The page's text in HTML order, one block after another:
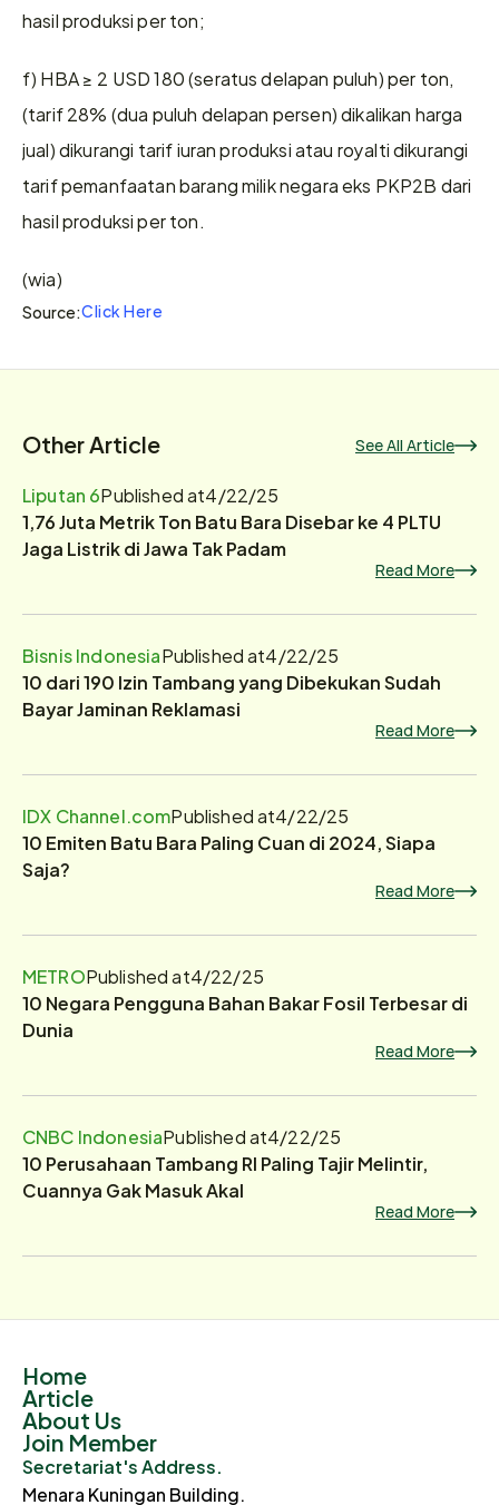
hasil produksi per ton;
f) HBA ≥ 2 USD 180 (seratus delapan puluh) per ton,
(tarif 28% (dua puluh delapan persen) dikalikan harga
jual) dikurangi tarif iuran produksi atau royalti dikurangi
tarif pemanfaatan barang milik negara eks PKP2B dari
hasil produksi per ton.
(wia)
Source:Click Here
Other Article See All Article
Liputan 6Published at4/22/25
1,76 Juta Metrik Ton Batu Bara Disebar ke 4 PLTU
Jaga Listrik di Jawa Tak Padam
Read More
Bisnis IndonesiaPublished at4/22/25
10 dari 190 Izin Tambang yang Dibekukan Sudah
Bayar Jaminan Reklamasi
Read More
IDX Channel.comPublished at4/22/25
10 Emiten Batu Bara Paling Cuan di 2024, Siapa
Saja?
Read More
METROPublished at4/22/25
10 Negara Pengguna Bahan Bakar Fosil Terbesar di
Dunia
Read More
CNBC IndonesiaPublished at4/22/25
10 Perusahaan Tambang RI Paling Tajir Melintir,
Cuannya Gak Masuk Akal
Read More
Home
Article
About Us
Join Member
Secretariat's Address.
Menara Kuningan Building.